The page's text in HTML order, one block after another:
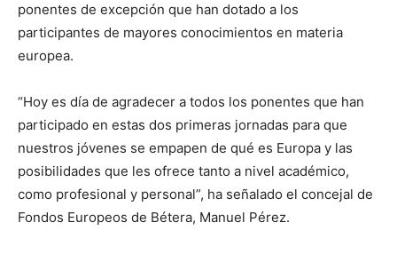
ponentes de excepción que han dotado a los
participantes de mayores conocimientos en materia
europea.
“Hoy es día de agradecer a todos los ponentes que han
participado en estas dos primeras jornadas para que
nuestros jóvenes se empapen de qué es Europa y las
posibilidades que les ofrece tanto a nivel académico,
como profesional y personal”, ha señalado el concejal de
Fondos Europeos de Bétera, Manuel Pérez.